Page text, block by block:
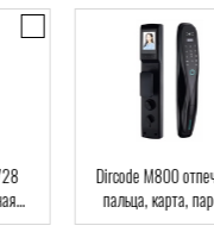
Dircode M800 отпечаток
пальца, карта, пароль,
ключ, Wi-Fi, видеоглазок